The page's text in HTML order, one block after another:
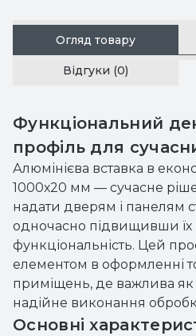
Огляд товару
Відгуки (0)
Функціональний
профіль для
Алюмінієва вставка в
1000х20 мм — сучасне
надати дверям і панелям
одночасно підвищивши їх
функціональність. Цей
елементом в оформленні
приміщень, де важлива як
надійне виконання
Основні